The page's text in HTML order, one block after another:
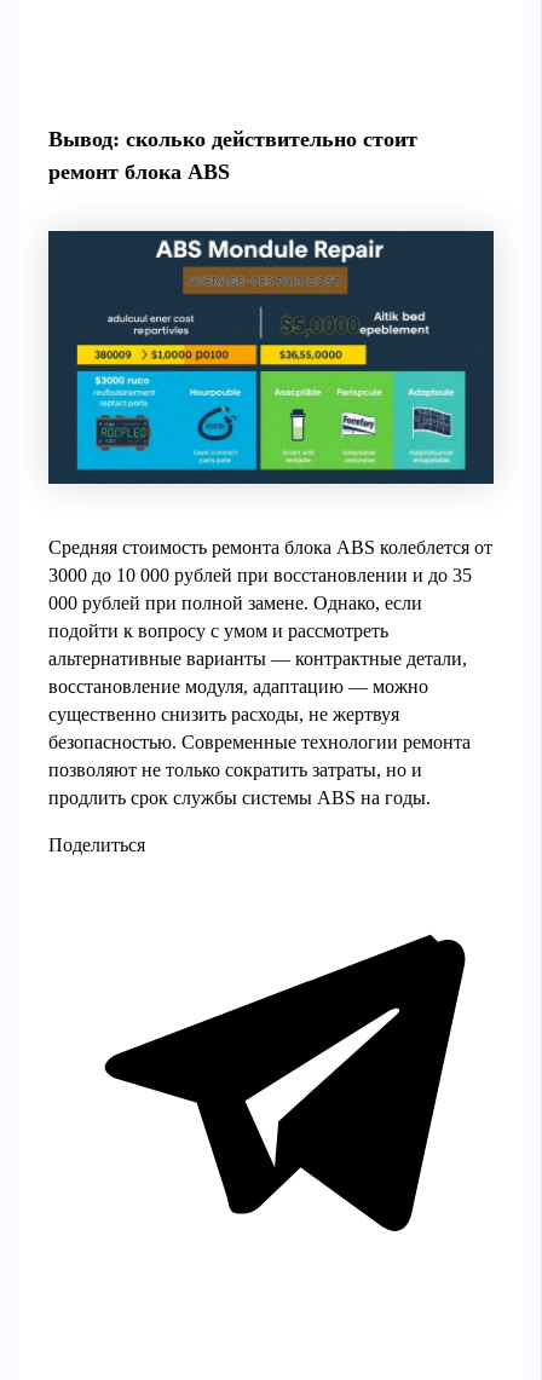
Вывод: сколько действительно стоит
ремонт блока ABS
Средняя стоимость ремонта блока ABS колеблется от
3000 до 10 000 рублей при восстановлении и до 35
000 рублей при полной замене. Однако, если
подойти к вопросу с умом и рассмотреть
альтернативные варианты — контрактные детали,
восстановление модуля, адаптацию — можно
существенно снизить расходы, не жертвуя
безопасностью. Современные технологии ремонта
позволяют не только сократить затраты, но и
продлить срок службы системы ABS на годы.
Поделиться